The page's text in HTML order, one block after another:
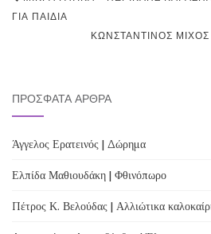
navigation
ΓΙΑ ΠΑΙΔΙΆ
ΚΩΝΣΤΑΝΤΊΝΟΣ
ΠΡΌΣΦΑΤΑ ΆΡΘΡΑ
Άγγελος Ερατεινός | Δώρημα
Ελπίδα Μαθιουδάκη | Φθινόπωρο
Πέτρος Κ. Βελούδας | Αλλιώτικα